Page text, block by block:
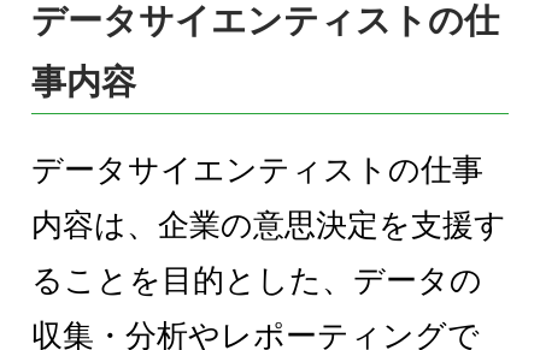
データサイエンティストの仕
事内容
データサイエンティストの仕事
内容は、企業の意思決定を支援す
ることを目的とした、データの
収集・分析やレポーティングで